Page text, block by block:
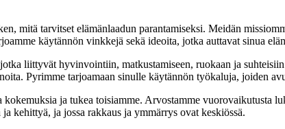
mitä tarvitset elämänlaadun parantamiseksi. Meidän
käytännön vinkkejä sekä ideoita, jotka auttavat sinua
liittyvät hyvinvointiin, matkustamiseen, ruokaan ja
Pyrimme tarjoamaan sinulle käytännön työkaluja, joiden
ja tukea toisiamme. Arvostamme vuorovaikutusta
kehittyä, ja jossa rakkaus ja ymmärrys ovat keskiössä.